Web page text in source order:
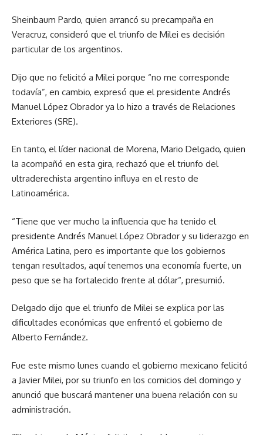
Sheinbaum Pardo, quien arrancó su precampaña en
Veracruz, consideró que el triunfo de Milei es decisión
particular de los argentinos.
Dijo que no felicitó a Milei porque “no me corresponde
todavía”, en cambio, expresó que el presidente Andrés
Manuel López Obrador ya lo hizo a través de Relaciones
Exteriores (SRE).
En tanto, el líder nacional de Morena, Mario Delgado, quien
la acompañó en esta gira, rechazó que el triunfo del
ultraderechista argentino influya en el resto de
Latinoamérica.
“Tiene que ver mucho la influencia que ha tenido el
presidente Andrés Manuel López Obrador y su liderazgo en
América Latina, pero es importante que los gobiernos
tengan resultados, aquí tenemos una economía fuerte, un
peso que se ha fortalecido frente al dólar“, presumió.
Delgado dijo que el triunfo de Milei se explica por las
dificultades económicas que enfrentó el gobierno de
Alberto Fernández.
Fue este mismo lunes cuando el gobierno mexicano felicitó
a Javier Milei, por su triunfo en los comicios del domingo y
anunció que buscará mantener una buena relación con su
administración.